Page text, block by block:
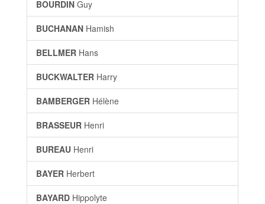
BOURDIN Guy
BUCHANAN Hamish
BELLMER Hans
BUCKWALTER Harry
BAMBERGER Hélène
BRASSEUR Henri
BUREAU Henri
BAYER Herbert
BAYARD Hippolyte